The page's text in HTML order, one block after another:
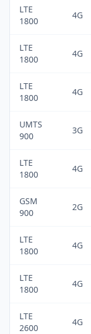
LTE
1800
4G
LTE
1800
4G
LTE
1800
4G
UMTS
900
3G
LTE
1800
4G
GSM
900
2G
LTE
1800
4G
LTE
1800
4G
LTE
2600
4G